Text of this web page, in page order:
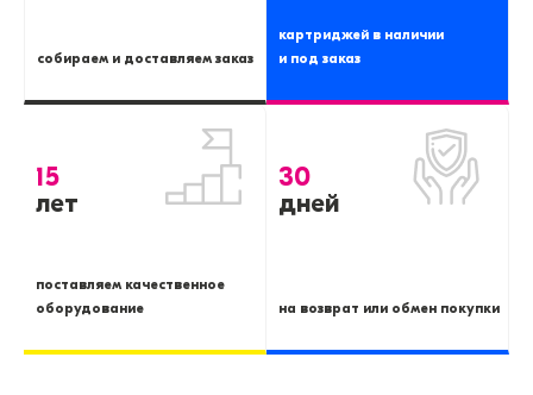
собираем и доставляем заказ
картриджей в наличии
и под заказ
15
лет
поставляем качественное
оборудование
30
дней
на возврат или обмен покупки